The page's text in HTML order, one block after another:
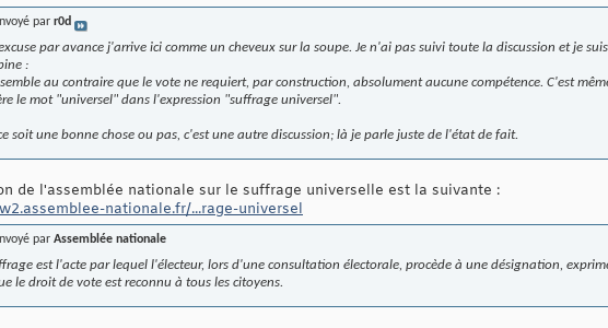
par r0d
par avance j'arrive ici comme un cheveux sur la soupe. Je n'ai pas suivi toute la discussion et je
:
au contraire que le vote ne requiert, par construction, absolument aucune compétence. C'est
le mot "universel" dans l'expression "suffrage universel".
soit une bonne chose ou pas, c'est une autre discussion; là je parle juste de l'état de fait.
de l'assemblée nationale sur le suffrage universelle est la suivante :
nationale.fr/...rage-universel
par Assemblée nationale
est l'acte par lequel l'électeur, lors d'une consultation électorale, procède à une désignation,
le droit de vote est reconnu à tous les citoyens.